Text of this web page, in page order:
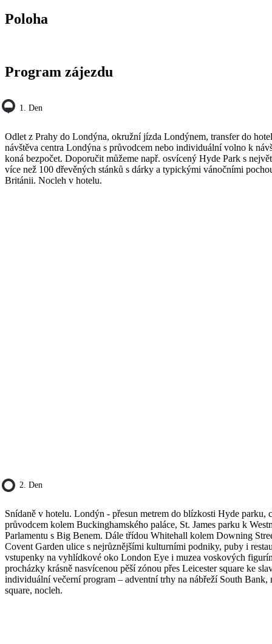
Poloha
Program zájezdu
1. Den
Odlet z Prahy do Londýna, okružní jízda Londýnem, transfer do
návštěva centra Londýna s průvodcem nebo individuální volno k
koná bezpočet. Doporučit můžeme např. osvícený Hyde Park s
více než 100 dřevěných stánků s dárky a typickými vánočními
Británii. Nocleh v hotelu.
2. Den
Snídaně v hotelu. Londýn - přesun metrem do blízkosti Hyde parku,
průvodcem kolem Buckinghamského paláce, St. James parku k
Parlamentu s Big Benem. Dále třídou Whitehall kolem Downing
Covent Garden ulice s nejrůznějšími kulturními podniky, puby i
vstupenky na vyhlídkové oko London Eye i muzea voskových figurín
procházky krásně nasvícenou pěší zónou přes Leicester square ke
individuální večerní program – adventní trhy na nábřeží South Bank,
square, nocleh.